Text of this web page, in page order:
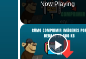
Now Playing